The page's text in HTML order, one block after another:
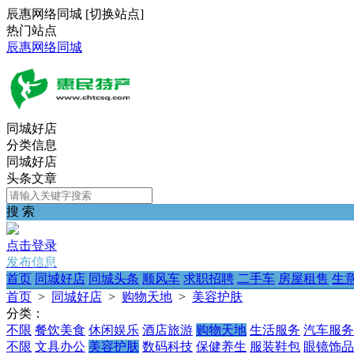
辰惠网络同城 [切换站点]
热门站点
辰惠网络同城
同城好店
分类信息
同城好店
头条文章
搜 索
点击登录
发布信息
首页 同城好店 同城头条 顺风车 求职招聘 二手车 房屋租售 生
首页 > 同城好店 > 购物天地 > 美容护肤
分类：
不限 餐饮美食 休闲娱乐 酒店旅游 购物天地 生活服务 汽车服务
不限 文具办公 美容护肤 数码科技 保健养生 服装鞋包 眼镜饰品